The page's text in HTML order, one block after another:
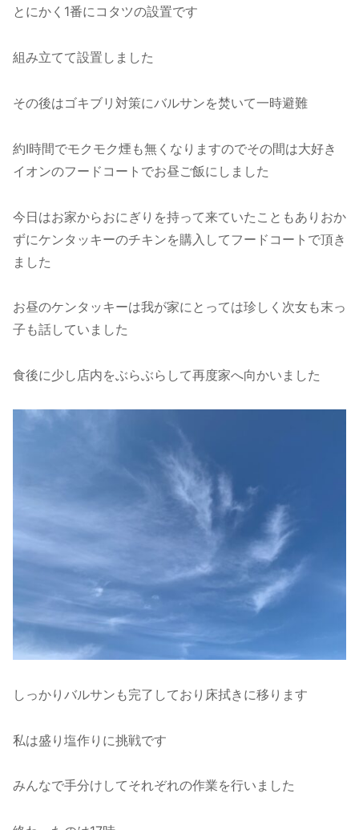
とにかく1番にコタツの設置です
組み立てて設置しました
その後はゴキブリ対策にバルサンを焚いて一時避難
約I時間でモクモク煙も無くなりますのでその間は大好き
イオンのフードコートでお昼ご飯にしました
今日はお家からおにぎりを持って来ていたこともありおか
ずにケンタッキーのチキンを購入してフードコートで頂き
ました
お昼のケンタッキーは我が家にとっては珍しく次女も末っ
子も話していました
食後に少し店内をぶらぶらして再度家へ向かいました
しっかりバルサンも完了しており床拭きに移ります
私は盛り塩作りに挑戦です
みんなで手分けしてそれぞれの作業を行いました